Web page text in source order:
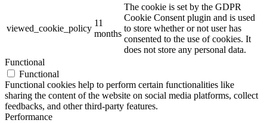
viewed_cookie_policy
11
months
The cookie is set by the GDPR
Cookie Consent plugin and is used
to store whether or not user has
consented to the use of cookies. It
does not store any personal data.
Functional
Functional
Functional cookies help to perform certain functionalities like
sharing the content of the website on social media platforms, collect
feedbacks, and other third-party features.
Performance